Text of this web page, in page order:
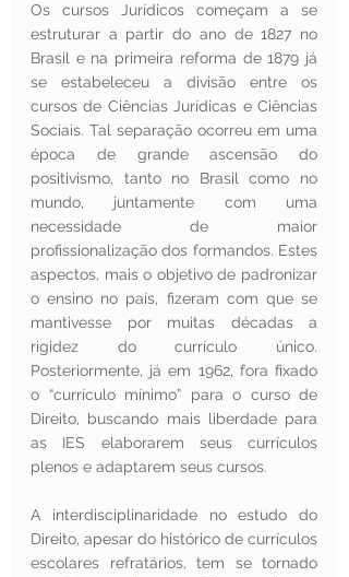
Os cursos Jurídicos começam a se
estruturar a partir do ano de 1827 no
Brasil e na primeira reforma de 1879 já
se estabeleceu a divisão entre os
cursos de Ciências Jurídicas e Ciências
Sociais. Tal separação ocorreu em uma
época de grande ascensão do
positivismo, tanto no Brasil como no
mundo, juntamente com uma
necessidade de maior
profissionalização dos formandos. Estes
aspectos, mais o objetivo de padronizar
o ensino no país, fizeram com que se
mantivesse por muitas décadas a
rigidez do currículo único.
Posteriormente, já em 1962, fora fixado
o “currículo mínimo” para o curso de
Direito, buscando mais liberdade para
as IES elaborarem seus currículos
plenos e adaptarem seus cursos.
A interdisciplinaridade no estudo do
Direito, apesar do histórico de currículos